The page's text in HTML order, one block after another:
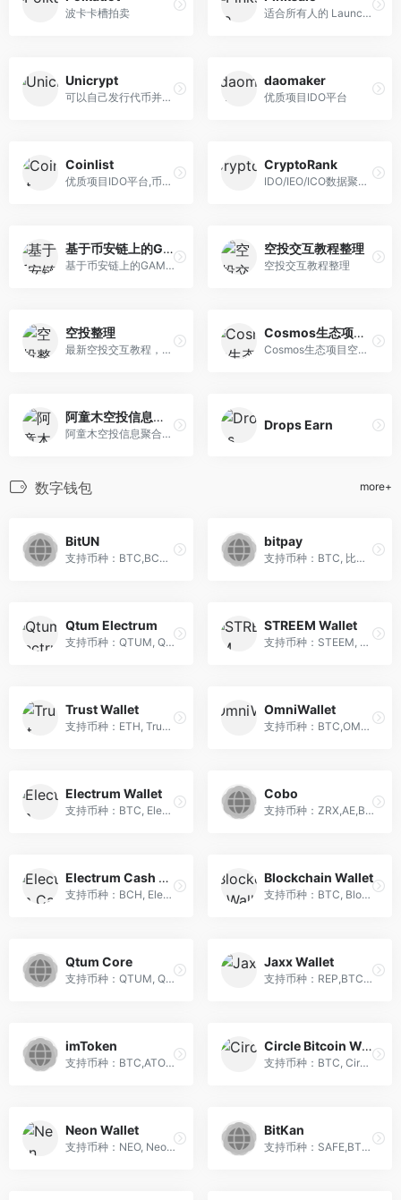
波卡卡槽拍卖 适合所有人的 Launchpad 协议...
Unicrypt
可以自己发行代币并进行IDO I...
daomaker
优质项目IDO平台
Coinlist
优质项目IDO平台,币圈打新，...
CryptoRank
IDO/IEO/ICO数据聚合。
基于币安链上的GAMEFI
基于币安链上的GAMEFI
空投交互教程整理
空投交互教程整理
空投整理
最新空投交互教程，包括Aptos...
Cosmos生态项目空投资讯
Cosmos生态项目空投资讯
阿童木空投信息聚合网站
阿童木空投信息聚合网站。
Drops Earn
数字钱包 more+
BitUN
支持币种：BTC,BCH,ETH,ETC,L...
bitpay
支持币种：BTC, 比特币钱包（...
Qtum Electrum
支持币种：QTUM, Qtum Electr...
STREEM Wallet
支持币种：STEEM, https://f...
Trust Wallet
支持币种：ETH, Trust Wallet...
OmniWallet
支持币种：BTC,OMNI, OmniWal...
Electrum Wallet
支持币种：BTC, Electrum Wal...
Cobo
支持币种：ZRX,AE,BNB,BTC,BC...
Electrum Cash Wallet
支持币种：BCH, Electron Cas...
Blockchain Wallet
支持币种：BTC, Blockchain是...
Qtum Core
支持币种：QTUM, Qtum Core钱...
Jaxx Wallet
支持币种：REP,BTC,DASH,ETH,...
imToken
支持币种：BTC,ATOM,EOS,ETH,...
Circle Bitcoin Wallet
支持币种：BTC, Circle Bitco...
Neon Wallet
支持币种：NEO, Neon Wallet...
BitKan
支持币种：SAFE,BTC,ETH, Bit...